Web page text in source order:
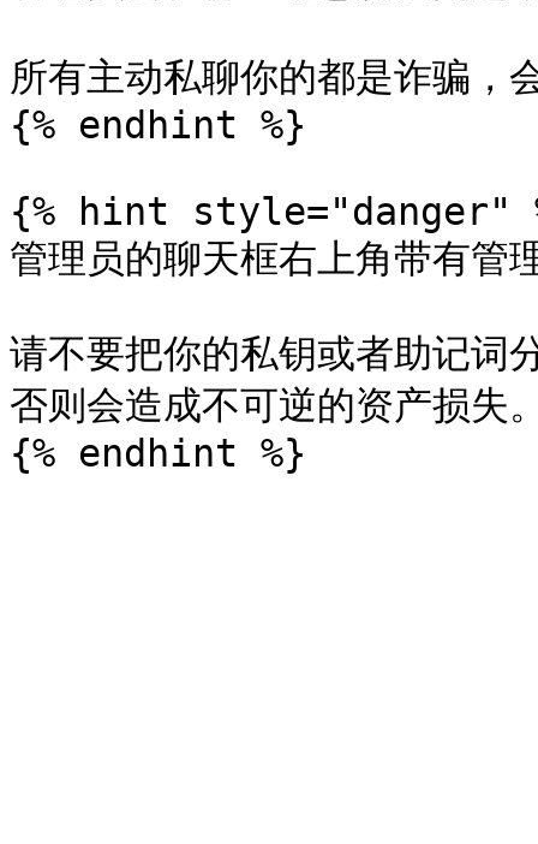
所有主动私聊你的都是诈骗，
{% endhint %}
{% hint style="danger"
管理员的聊天框右上角带有管
请不要把你的私钥或者助记词
否则会造成不可逆的资产损失